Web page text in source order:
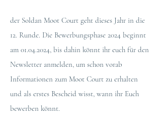
der Soldan Moot Court geht dieses Jahr in die
12. Runde. Die Bewerbungsphase 2024 beginnt
am 01.04.2024, bis dahin könnt ihr euch für den
Newsletter anmelden, um schon vorab
Informationen zum Moot Court zu erhalten
und als erstes Bescheid wisst, wann ihr Euch
bewerben könnt.